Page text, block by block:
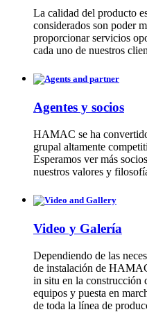
La calidad del producto
considerados son poder
proporcionar servicios
cada uno de nuestros
Agentes y socios
HAMAC se ha
grupal altamente
Esperamos ver más
nuestros valores y
Video y Galería
Dependiendo de las
de instalación de
in situ en la construcción
equipos y puesta en
de toda la línea de